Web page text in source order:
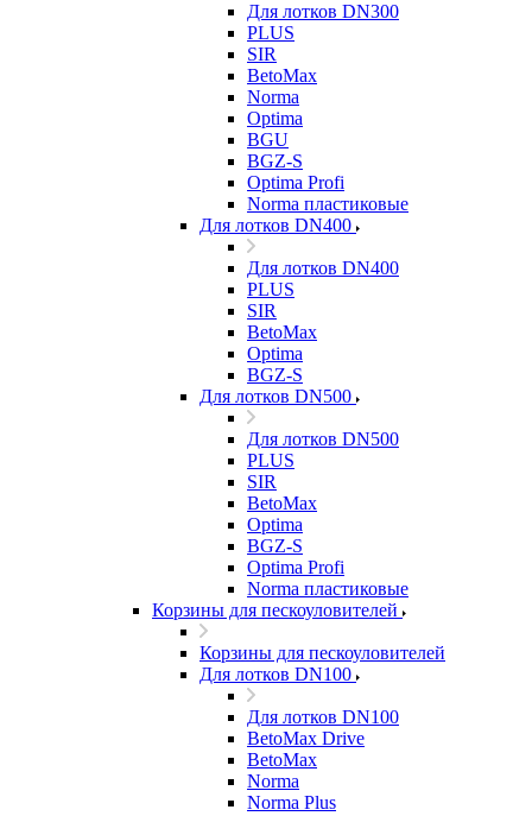
Для лотков DN300
PLUS
SIR
BetoMax
Norma
Optima
BGU
BGZ-S
Optima Profi
Norma пластиковые
Для лотков DN400
Для лотков DN400
PLUS
SIR
BetoMax
Optima
BGZ-S
Для лотков DN500
Для лотков DN500
PLUS
SIR
BetoMax
Optima
BGZ-S
Optima Profi
Norma пластиковые
Корзины для пескоуловителей
Корзины для пескоуловителей
Для лотков DN100
Для лотков DN100
BetoMax Drive
BetoMax
Norma
Norma Plus